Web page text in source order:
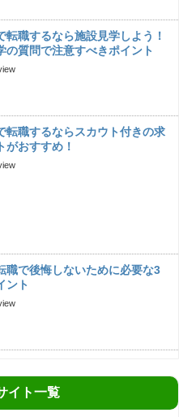
転職するなら施設見学しよう！
の質問で注意すべきポイント
転職するならスカウト付きの求
がおすすめ！
職で後悔しないために必要な3
ント
イト一覧